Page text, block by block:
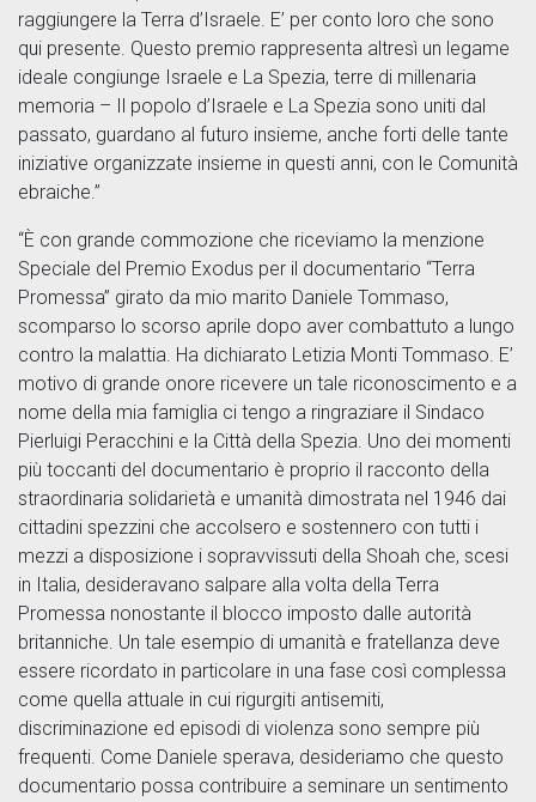
raggiungere la Terra d’Israele. E’ per conto loro che sono
qui presente. Questo premio rappresenta altresì un legame
ideale congiunge Israele e La Spezia, terre di millenaria
memoria – Il popolo d’Israele e La Spezia sono uniti dal
passato, guardano al futuro insieme, anche forti delle tante
iniziative organizzate insieme in questi anni, con le Comunità
ebraiche.”
“È con grande commozione che riceviamo la menzione
Speciale del Premio Exodus per il documentario “Terra
Promessa” girato da mio marito Daniele Tommaso,
scomparso lo scorso aprile dopo aver combattuto a lungo
contro la malattia. Ha dichiarato Letizia Monti Tommaso. E’
motivo di grande onore ricevere un tale riconoscimento e a
nome della mia famiglia ci tengo a ringraziare il Sindaco
Pierluigi Peracchini e la Città della Spezia. Uno dei momenti
più toccanti del documentario è proprio il racconto della
straordinaria solidarietà e umanità dimostrata nel 1946 dai
cittadini spezzini che accolsero e sostennero con tutti i
mezzi a disposizione i sopravvissuti della Shoah che, scesi
in Italia, desideravano salpare alla volta della Terra
Promessa nonostante il blocco imposto dalle autorità
britanniche. Un tale esempio di umanità e fratellanza deve
essere ricordato in particolare in una fase così complessa
come quella attuale in cui rigurgiti antisemiti,
discriminazione ed episodi di violenza sono sempre più
frequenti. Come Daniele sperava, desideriamo che questo
documentario possa contribuire a seminare un sentimento